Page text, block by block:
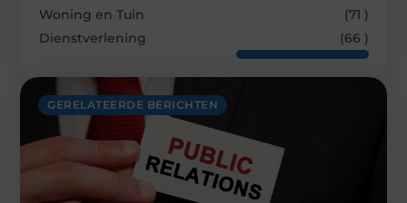
GERELATEERDE BERICHTEN
Woning en Tuin
(71 )
Dienstverlening
(66 )